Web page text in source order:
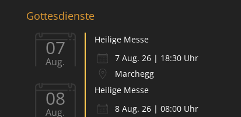
Gottesdienste
07
Aug.
Heilige Messe
7 Aug. 26 | 18:30 Uhr
Marchegg
08
Aug.
Heilige Messe
8 Aug. 26 | 08:00 Uhr